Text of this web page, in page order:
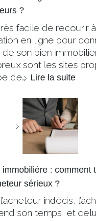
?
facile de recourir
en ligne pour
de son bien
sont les sites
de… Lire la suite
immobilière : comment
sérieux ?
indécis,
son temps, et